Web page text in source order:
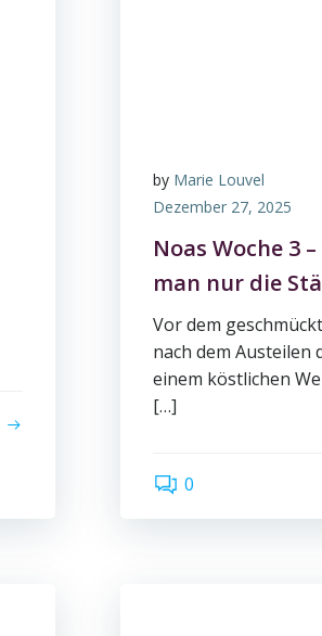
by Marie Louvel
Dezember 27, 2025
Noas Woche 3
man nur die
Vor dem
nach dem Austeilen
einem köstlichen
[…]
0